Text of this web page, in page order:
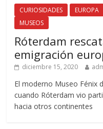
CURIOSIDADES EUROPA
MUSEOS
Róterdam
emigración
diciembre 15, 2020
El moderno Museo Fénix
cuando Róterdam vio
hacia otros continentes